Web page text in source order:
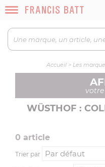
Accueil> Les
WÜSTHOF :
0 article
Trier par